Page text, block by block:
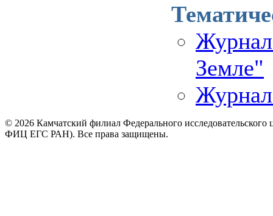
Земле"
Журнал
© 2026 Камчатский филиал Федерального
ФИЦ ЕГС РАН). Все права защищены.